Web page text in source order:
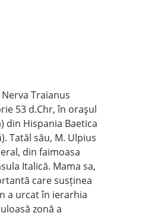
Traianus
53 d.Chr, în oraşul
din Hispania Baetica
Tatăl său, M. Ulpius
din faimoasa
Italică. Mama sa,
care susținea
a urcat în ierarhia
zonă a